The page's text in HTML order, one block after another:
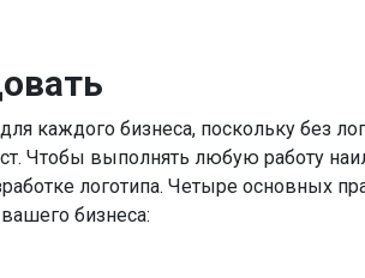
каждого бизнеса, поскольку без
Чтобы выполнять любую работу
логотипа. Четыре основных
бизнеса: